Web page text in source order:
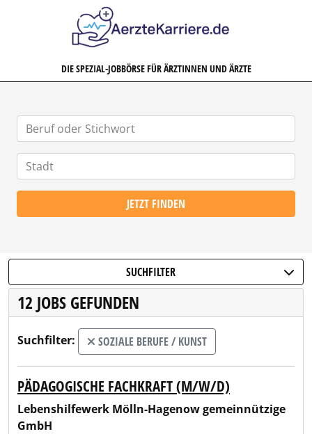
DIE SPEZIAL-JOBBÖRSE FÜR ÄRZTINNEN UND ÄRZTE
JETZT FINDEN
SUCHFILTER
12 JOBS GEFUNDEN
Suchfilter: SOZIALE BERUFE / KUNST
PÄDAGOGISCHE FACHKRAFT (M/W/D)
Lebenshilfewerk Mölln-Hagenow gemeinnützige
GmbH